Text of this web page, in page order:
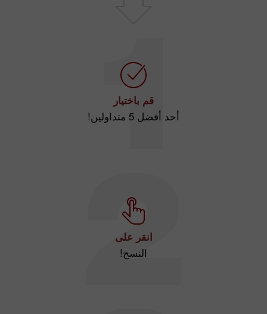
قم باختيار
أحد أفضل 5 متداولين!
انقر على
النسخ!